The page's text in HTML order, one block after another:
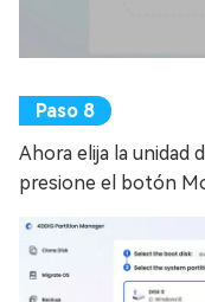
Ahora elija la unidad
presione el botón